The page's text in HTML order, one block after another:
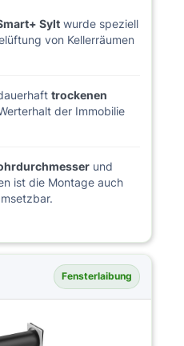
Sylt wurde speziell
von Kellerräumen
trockenen
der Immobilie
und
ist die Montage auch
Fensterlaibung